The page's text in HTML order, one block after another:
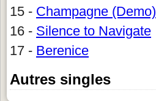
15 - Champagne (Demo)
16 - Silence to Navigate
17 - Berenice
Autres singles